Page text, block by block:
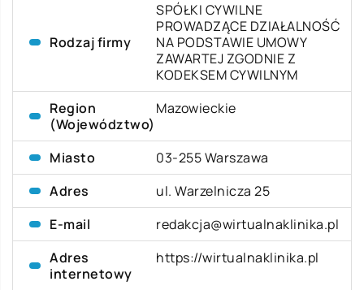
Rodzaj firmy
SPÓŁKI CYWILNE
PROWADZĄCE DZIAŁALNOŚĆ
NA PODSTAWIE UMOWY
ZAWARTEJ ZGODNIE Z
KODEKSEM CYWILNYM
Region
(Województwo)
Mazowieckie
Miasto
03-255 Warszawa
Adres
ul. Warzelnicza 25
E-mail
redakcja@wirtualnaklinika.pl
Adres
internetowy
https://wirtualnaklinika.pl